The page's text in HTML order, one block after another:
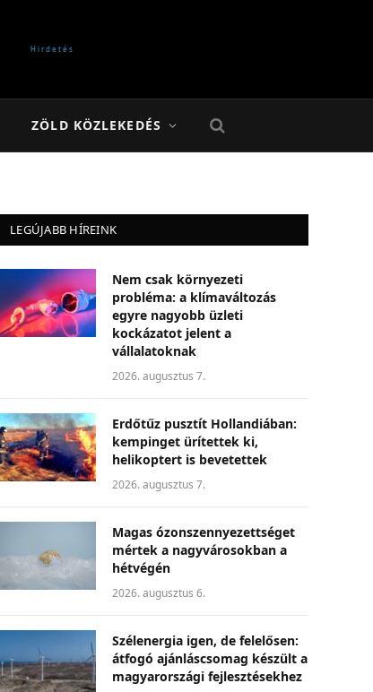
ZÖLD KÖZLEKEDÉS
LEGÚJABB HÍREINK
Nem csak környezeti
probléma: a klímaváltozás
egyre nagyobb üzleti
kockázatot jelent a
vállalatoknak
2026. augusztus 7.
Erdőtűz pusztít Hollandiában:
kempinget ürítettek ki,
helikoptert is bevetettek
2026. augusztus 7.
Magas ózonszennyezettséget
mértek a nagyvárosokban a
hétvégén
2026. augusztus 6.
Szélenergia igen, de felelősen:
átfogó ajánláscsomag készült a
magyarországi fejlesztésekhez